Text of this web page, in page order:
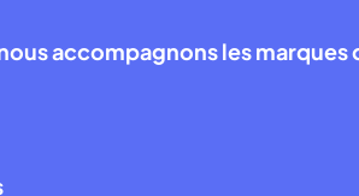
accompagnons les